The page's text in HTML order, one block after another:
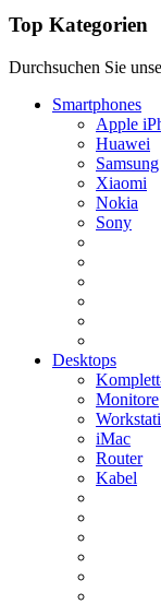
Top Kategorien
Durchsuchen Sie
Smartphones
Apple
Huawei
Samsung
Xiaomi
Nokia
Sony
Desktops
Monitore
iMac
Router
Kabel